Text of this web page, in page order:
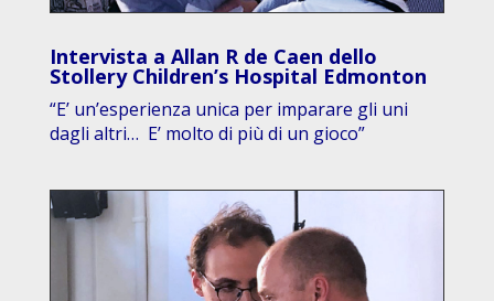
Intervista a Allan R de Caen dello
Stollery Children’s Hospital Edmonton
“E’ un’esperienza unica per imparare gli uni
dagli altri… E’ molto di più di un gioco”